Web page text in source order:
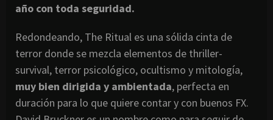
año con toda seguridad.
Redondeando, The Ritual es una sólida cinta de
terror donde se mezcla elementos de thriller-
survival, terror psicológico, ocultismo y mitología,
muy bien dirigida y ambientada, perfecta en
duración para lo que quiere contar y con buenos FX.